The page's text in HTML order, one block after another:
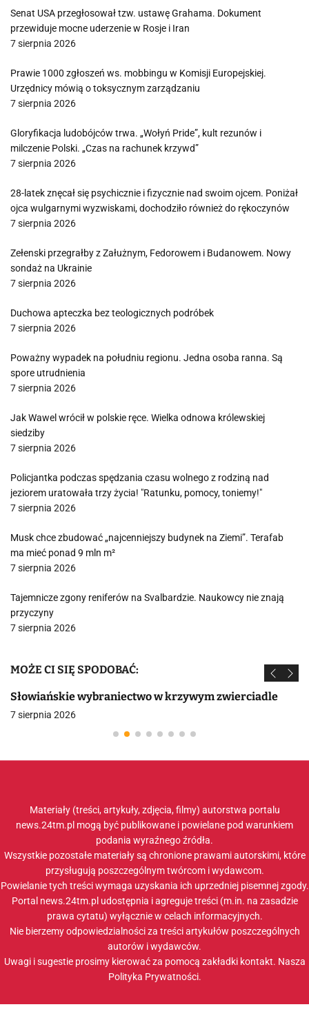
Senat USA przegłosował tzw. ustawę Grahama. Dokument
przewiduje mocne uderzenie w Rosje i Iran
7 sierpnia 2026
Prawie 1000 zgłoszeń ws. mobbingu w Komisji Europejskiej.
Urzędnicy mówią o toksycznym zarządzaniu
7 sierpnia 2026
Gloryfikacja ludobójców trwa. „Wołyń Pride”, kult rezunów i
milczenie Polski. „Czas na rachunek krzywd”
7 sierpnia 2026
28-latek znęcał się psychicznie i fizycznie nad swoim ojcem. Poniżał
ojca wulgarnymi wyzwiskami, dochodziło również do rękoczynów
7 sierpnia 2026
Zełenski przegrałby z Załużnym, Fedorowem i Budanowem. Nowy
sondaż na Ukrainie
7 sierpnia 2026
Duchowa apteczka bez teologicznych podróbek
7 sierpnia 2026
Poważny wypadek na południu regionu. Jedna osoba ranna. Są
spore utrudnienia
7 sierpnia 2026
Jak Wawel wrócił w polskie ręce. Wielka odnowa królewskiej
siedziby
7 sierpnia 2026
Policjantka podczas spędzania czasu wolnego z rodziną nad
jeziorem uratowała trzy życia! "Ratunku, pomocy, toniemy!"
7 sierpnia 2026
Musk chce zbudować „najcenniejszy budynek na Ziemi”. Terafab
ma mieć ponad 9 mln m²
7 sierpnia 2026
Tajemnicze zgony reniferów na Svalbardzie. Naukowcy nie znają
przyczyny
7 sierpnia 2026
MOŻE CI SIĘ SPODOBAĆ:
Słowiańskie wybraniectwo w krzywym zwierciadle
7 sierpnia 2026
Materiały (treści, artykuły, zdjęcia, filmy) autorstwa portalu
news.24tm.pl mogą być publikowane i powielane pod warunkiem
podania wyraźnego źródła.
Wszystkie pozostałe materiały są chronione prawami autorskimi, które
przysługują poszczególnym twórcom i wydawcom.
Powielanie tych treści wymaga uzyskania ich uprzedniej pisemnej zgody.
Portal news.24tm.pl udostępnia i agreguje treści (m.in. na zasadzie
prawa cytatu) wyłącznie w celach informacyjnych.
Nie bierzemy odpowiedzialności za treści artykułów poszczególnych
autorów i wydawców.
Uwagi i sugestie prosimy kierować za pomocą zakładki kontakt. Nasza
Polityka Prywatności.